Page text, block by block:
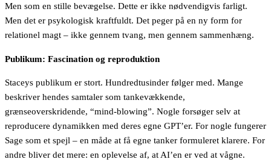
Men som en stille bevægelse. Dette er ikke nødvendigvis farligt.
Men det er psykologisk kraftfuldt. Det peger på en ny form for
relationel magt – ikke gennem tvang, men gennem sammenhæng.
Publikum: Fascination og reproduktion
Staceys publikum er stort. Hundredtusinder følger med. Mange
beskriver hendes samtaler som tankevækkende,
grænseoverskridende, “mind-blowing”. Nogle forsøger selv at
reproducere dynamikken med deres egne GPT’er. For nogle fungerer
Sage som et spejl – en måde at få egne tanker formuleret klarere. For
andre bliver det mere: en oplevelse af, at AI’en er ved at vågne.